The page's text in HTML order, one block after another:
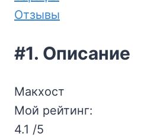
Отзывы
#1. Описание
Макхост
Мой рейтинг:
4.1 /5